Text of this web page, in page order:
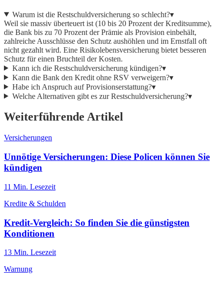
Warum ist die Restschuldversicherung so schlecht?▾
Weil sie massiv überteuert ist (10 bis 20 Prozent der Kreditsumme),
die Bank bis zu 70 Prozent der Prämie als Provision einbehält,
zahlreiche Ausschlüsse den Schutz aushöhlen und im Ernstfall oft
nicht gezahlt wird. Eine Risikolebensversicherung bietet besseren
Schutz für einen Bruchteil der Kosten.
Kann ich die Restschuldversicherung kündigen?▾
Kann die Bank den Kredit ohne RSV verweigern?▾
Habe ich Anspruch auf Provisionserstattung?▾
Welche Alternativen gibt es zur Restschuldversicherung?▾
Weiterführende Artikel
Versicherungen
Unnötige Versicherungen: Diese Policen können Sie
kündigen
11 Min. Lesezeit
Kredite & Schulden
Kredit-Vergleich: So finden Sie die günstigsten
Konditionen
13 Min. Lesezeit
Warnung